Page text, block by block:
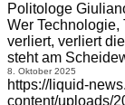
Politologe
Wer Technologie,
verliert, verliert
steht am
8. Oktober 2025
https://liquid-
content/uploads/